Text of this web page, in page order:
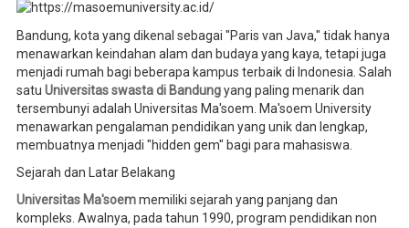
Bandung, kota yang dikenal sebagai "Paris van Java," tidak hanya
menawarkan keindahan alam dan budaya yang kaya, tetapi juga
menjadi rumah bagi beberapa kampus terbaik di Indonesia. Salah
satu Universitas swasta di Bandungyang paling menarik dan
tersembunyi adalah Universitas Ma'soem. Ma'soem University
menawarkan pengalaman pendidikan yang unik dan lengkap,
membuatnya menjadi "hidden gem" bagi para mahasiswa.
Sejarah dan Latar Belakang
Universitas Ma'soemmemiliki sejarah yang panjang dan
kompleks. Awalnya, pada tahun 1990, program pendidikan non